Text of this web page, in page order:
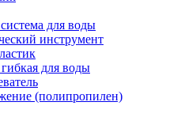
для воды
инструмент
для воды
(полипропилен)